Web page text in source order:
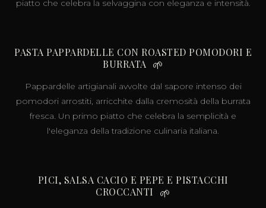
piatto che celebra la selvaggina con eleganza e intensità.
PASTA PAPPARDELLE CON ROASTED POMODORI E
BURRATA
🌱
Pappardelle artigianali avvolte dal sapore intenso dei
pomodori arrostiti, arricchite dalla cremosità della burrata
fresca. Un primo piatto che celebra la semplicità e
l'eleganza della tradizione culinaria italiana.
PICI, SALSA CACIO E PEPE E PISTACCHI
CROCCANTI
🌱